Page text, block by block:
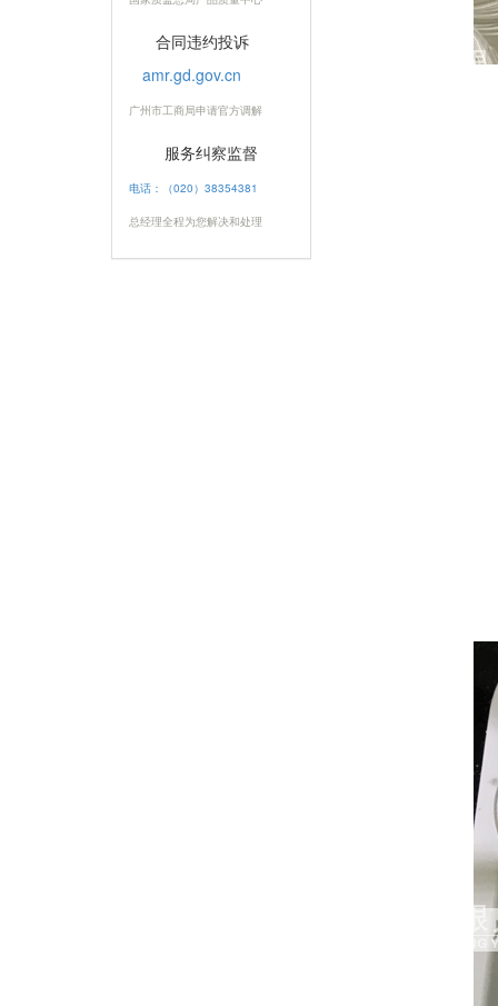
合同违约投诉
amr.gd.gov.cn
广州市工商局申请官方调解
服务纠察监督
电话：（020）38354381
总经理全程为您解决和处理